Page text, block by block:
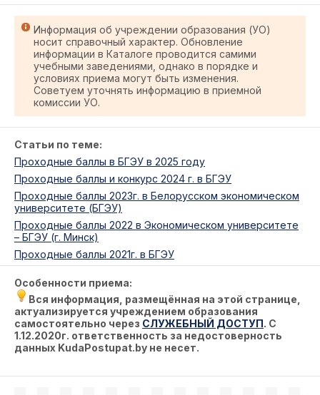
Информация об учреждении образования (УО)
носит справочный характер. Обновление
информации в Каталоге проводится самими
учебными заведениями, однако в порядке и
условиях приема могут быть изменения.
Советуем уточнять информацию в приемной
комиссии УО.
Статьи по теме:
Проходные баллы в БГЭУ в 2025 году
Проходные баллы и конкурс 2024 г. в БГЭУ
Проходные баллы 2023г. в Белорусском экономическом
университете (БГЭУ)
Проходные баллы 2022 в Экономическом университете
– БГЭУ (г. Минск)
Проходные баллы 2021г. в БГЭУ
Особенности приема:
Вся информация, размещённая на этой странице,
актуализируется учреждением образования
самостоятельно через СЛУЖЕБНЫЙ ДОСТУП. С
1.12.2020г. ответственность за недостоверность
данных KudaPostupat.by не несет.